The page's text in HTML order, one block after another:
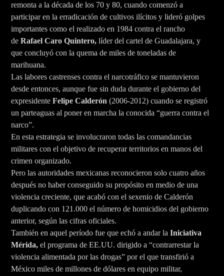
remonta a la década de los 70 y 80, cuando comenzó a
participar en la erradicación de cultivos ilícitos y lideró golpes
importantes como el realizado en 1984 contra el rancho
deRafael Caro Quintero, líder del cartel de Guadalajara, y
que concluyó con la quema de miles de toneladas de
marihuana.
Las labores castrenses contra el narcotráfico se mantuvieron
desde entonces, aunque fue sin duda durante el gobierno del
expresidenteFelipe Calderón (2006-2012) cuando se registró
un parteaguas al poner en marcha la conocida “guerra contra el
narco”.
En esta estrategia se involucraron todas las comandancias
militares con el objetivo de recuperar territorios en manos del
crimen organizado.
Pero las autoridades mexicanas reconocieron solo cuatro años
después no haber conseguido su propósito en medio de una
violencia creciente, que acabó con el sexenio de Calderón
duplicando con 121.000 el número de homicidios del gobierno
anterior, según las cifras oficiales.
También en aquel período fue que echó a andar la Iniciativa
Mérida,el programa de EE.UU. dirigido a “contrarrestar la
violencia alimentada por las drogas” por el que transfirió a
México miles de millones de dólares en equipo militar,